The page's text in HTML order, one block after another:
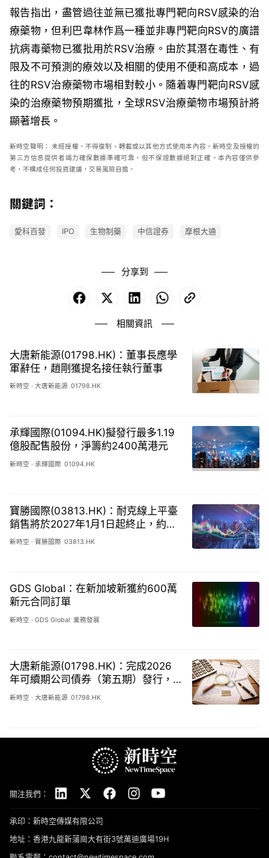
報告指出， 盡管過往並無已獲批專門靶向RSV感染的治
療藥物，但利巴韋林作爲一種並非專門靶向RSV的廣譜
抗病毒藥物已獲批用於RSV治療。由於其潛在毒性、有
限及不可預測的療效以及相關的使用不便和高成本，過
往的RSV治療藥物市場相對較小。隨着專門靶向RSV感
染的治療藥物預期獲批，全球RSV治療藥物市場預計將
顯著增長。
新時空聲明：
未經授權，不得復制、轉載或以其他方式使用本內容。新時空及授權的
第三方信息提供者竭力確保數據準確可靠，但不保證數據絕對正確。本內容僅供參
考，不構成任何投資建議，交易風險自擔。
關鍵詞：
愛科百發 IPO 生物制藥 中信證券 摩根大通
分享到
Facebook LinkedIn WhatsApp
相關資訊
大唐新能源(01798.HK)：董事長應學
軍辭任，趙剛獲提名接任執行董事
新時空 ·大唐新能源 01798.HK
承輝國際(01094.HK)擬發行最多1.19
億股配售股份，淨籌約2400萬港元
新時空 ·承輝國際 01094.HK
寶勝國際(03813.HK)：耐克線上平臺
銷售將於2027年1月1日起終止，約佔
總收入15%
新時空 ·寶勝國際 03813.HK
GDS Global：在新加坡新獲約600萬
新元合同訂單
新時空 ·GDS Global 業務發展
大唐新能源(01798.HK)：完成2026
年可續期公司債券（第五期）發行，
金額10億元
新時空 ·大唐新能源 01798.HK
關注我們：
承印：新時空傳媒有限公司
地址：香港九龍新蒲崗大有街3號萬迪廣場19H